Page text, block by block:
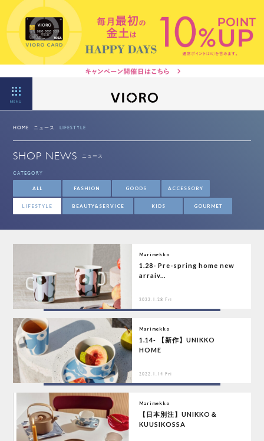
MENU
HOME ニュース LIFESTYLE
SHOP NEWS ニュース
CATEGORY
ALL FASHION GOODS ACCESSORY
LIFESTYLE BEAUTY&SERVICE KIDS GOURMET
Marimekko
1.28- Pre-spring home new
arraiv...
2022.1.28 Fri
Marimekko
1.14‐ 【新作】UNIKKO
HOME
2022.1.14 Fri
Marimekko
【日本別注】UNIKKO＆
KUUSIKOSSA